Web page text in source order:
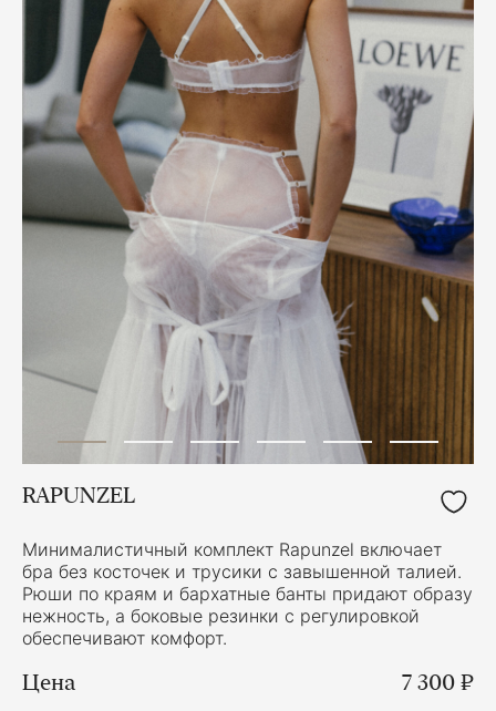
RAPUNZEL
Минималистичный комплект Rapunzel включает
бра без косточек и трусики с завышенной талией.
Рюши по краям и бархатные банты придают образу
нежность, а боковые резинки с регулировкой
обеспечивают комфорт.
Цена 7 300 ₽